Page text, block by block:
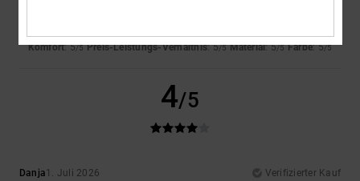
Komfort: 5/5 Preis-Leistungs-Verhältnis: 5/5 Material: 5/5 Farbe: 5/5
4/5
Danja1. Juli 2026
Verifizierter Kauf